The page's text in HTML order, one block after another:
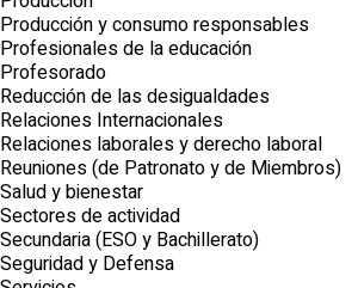
Producción y consumo responsables
Profesionales de la educación
Profesorado
Reducción de las desigualdades
Relaciones Internacionales
Relaciones laborales y derecho laboral
Reuniones (de Patronato y de Miembros)
Salud y bienestar
Sectores de actividad
Secundaria (ESO y Bachillerato)
Seguridad y Defensa